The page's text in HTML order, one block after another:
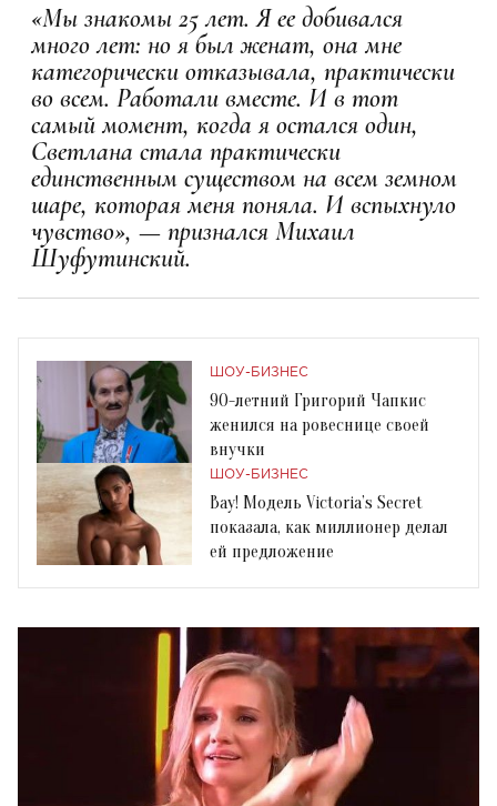
«Мы знакомы 25 лет. Я ее добивался
много лет: но я был женат, она мне
категорически отказывала, практически
во всем. Работали вместе. И в тот
самый момент, когда я остался один,
Светлана стала практически
единственным существом на всем земном
шаре, которая меня поняла. И вспыхнуло
чувство», — признался Михаил
Шуфутинский.
ШОУ-БИЗНЕС
90-летний Григорий Чапкис
женился на ровеснице своей
внучки
ШОУ-БИЗНЕС
Вау! Модель Victoria’s Secret
показала, как миллионер делал
ей предложение